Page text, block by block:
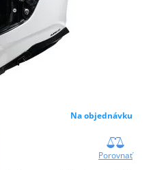
Na objednávku
Porovnať